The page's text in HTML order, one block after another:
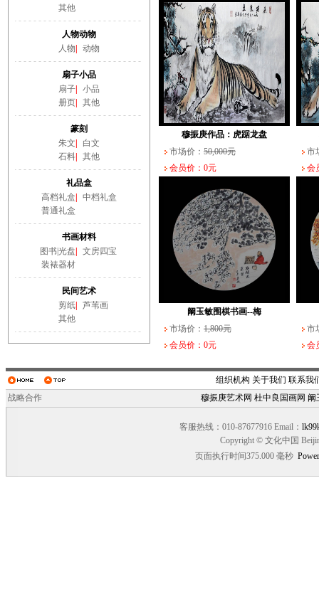
其他
人物动物
人物
动物
扇子小品
扇子|
小品
册页| 其他
篆刻
朱文
白文
石料| 其他
礼品盒
高档礼盒
中档礼盒
普通礼盒
书画材料
图书|光盘
文房四宝
装裱器材
民间艺术
剪纸|
芦苇画
其他
阚玉敏围棋书画--纹
1,800元
会员价：0元
阚玉敏围棋书画--大
3,000元
会员价：0元
穆振庚作品：虎踞龙盘
市场价： 50,000元
会员价：0元
市
会
阚玉敏围棋书画--梅
市场价： 1,800元
会员价：0元
市
会
组织机构 关于我们 联系我
战略合作
穆振庚艺术网 杜中良国画网 阚
客服热线：010-87677916 Email：
Copyright © 文化中国
页面执行时间375.000 毫秒